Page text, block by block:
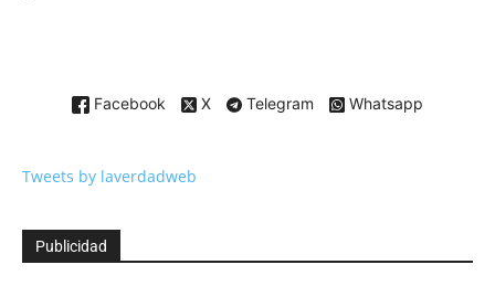
Facebook X Telegram Whatsapp
Tweets by laverdadweb
Publicidad